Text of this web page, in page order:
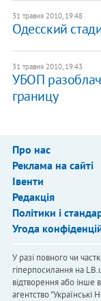
31 травня 2010, 19:48
Одесский
31 травня 2010, 19:43
УБОП
границу
Про нас
Реклама на сайті
Івенти
Редакція
Політики і
Угода
У разі повного чи
гіперпосилання на
відтворення або інше
агентство "Українськi